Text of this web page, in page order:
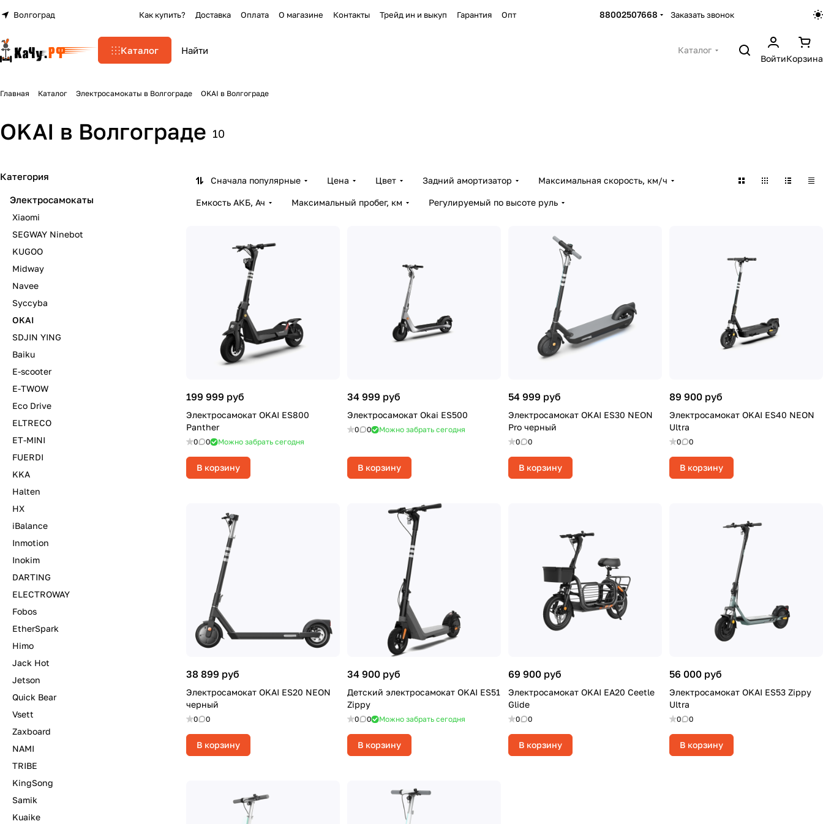
Волгоград Как купить? Доставка Оплата О магазине Контакты Трейд ин и выкуп Гарантия Опт 88002507668 Заказать звонок
Каталог
Каталог
ВойтиКорзина
Главная Каталог Электросамокаты в Волгограде OKAI в Волгограде
OKAI в Волгограде 10
Сначала популярные Цена Цвет Задний амортизатор Максимальная скорость, км/ч
Емкость АКБ, Ач Максимальный пробег, км Регулируемый по высоте руль
199 999 руб
Электросамокат OKAI ES800
Panther
0 0 Можно забрать сегодня
В корзину
34 999 руб
Электросамокат Okai ES500
0 0 Можно забрать сегодня
В корзину
54 999 руб
Электросамокат OKAI ES30 NEON
Pro черный
0 0
В корзину
89 900 руб
Электросамокат OKAI ES40 NEON
Ultra
0 0
В корзину
38 899 руб
Электросамокат OKAI ES20 NEON
черный
0 0
В корзину
34 900 руб
Детский электросамокат OKAI ES51
Zippy
0 0 Можно забрать сегодня
В корзину
69 900 руб
Электросамокат OKAI EA20 Ceetle
Glide
0 0
В корзину
56 000 руб
Электросамокат OKAI ES53 Zippy
Ultra
0 0
В корзину
Категория
Электросамокаты
Xiaomi
SEGWAY Ninebot
KUGOO
Midway
Navee
Syccyba
OKAI
SDJIN YING
Baiku
E-scooter
E-TWOW
Eco Drive
ELTRECO
ET-MINI
FUERDI
KKA
Halten
HX
iBalance
Inmotion
Inokim
DARTING
ELECTROWAY
Fobos
EtherSpark
Himo
Jack Hot
Jetson
Quick Bear
Vsett
Zaxboard
NAMI
TRIBE
KingSong
Samik
Kuaike